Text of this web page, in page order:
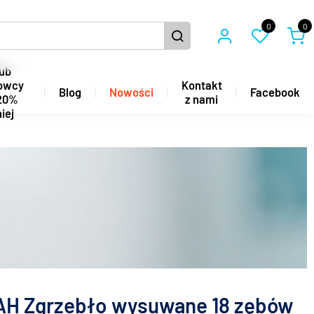
0 0
Blog Nowości
Kontakt
z nami
Facebook
Zgrzebło wysuwane 18 zębów